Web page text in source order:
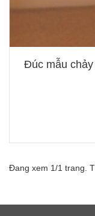
Đúc mẫu
Đang xem 1/1 trang.